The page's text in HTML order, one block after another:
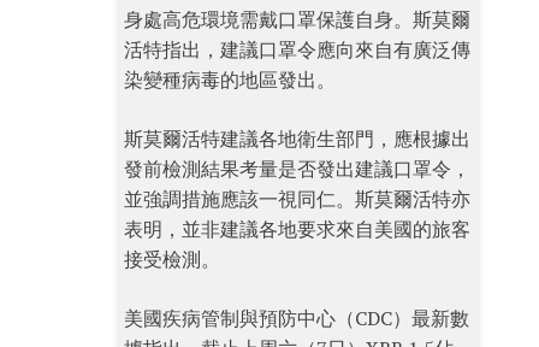
身處高危環境需戴口罩保護自身。斯莫爾
活特指出，建議口罩令應向來自有廣泛傳
染變種病毒的地區發出。
斯莫爾活特建議各地衛生部門，應根據出
發前檢測結果考量是否發出建議口罩令，
並強調措施應該一視同仁。斯莫爾活特亦
表明，並非建議各地要求來自美國的旅客
接受檢測。
美國疾病管制與預防中心（CDC）最新數